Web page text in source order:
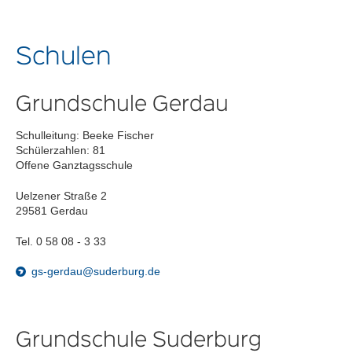
Schulen
Grundschule Gerdau
Schulleitung: Beeke Fischer
Schülerzahlen: 81
Offene Ganztagsschule
Uelzener Straße 2
29581 Gerdau
Tel. 0 58 08 - 3 33
gs-gerdau@suderburg.de
Grundschule Suderburg